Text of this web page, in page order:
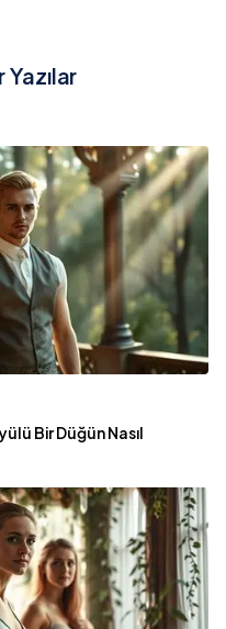
Bir Düğün Nasıl